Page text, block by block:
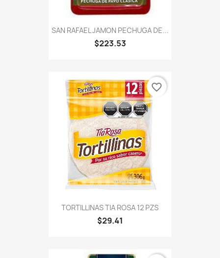
SAN RAFAEL JAMON PECHUGA DE...
$223.53
TORTILLINAS TIA ROSA 12 PZS
$29.41
favorite_border